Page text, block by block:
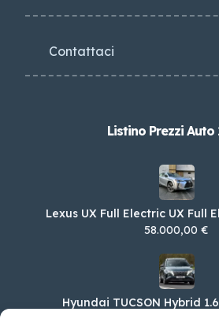
Contattaci
Listino Prezzi Auto
Lexus UX Full Electric UX Full
58.000,00 €
Hyundai TUCSON Hybrid
Exellence